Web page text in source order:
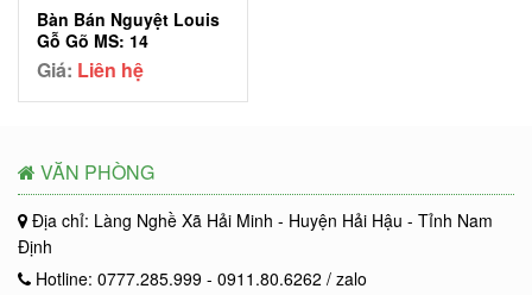
Bàn Bán Nguyệt Louis
Gỗ Gõ MS: 14
Giá: Liên hệ
VĂN PHÒNG
Địa chỉ: Làng Nghề Xã Hải Minh - Huyện Hải Hậu - Tỉnh Nam
Định
Hotline: 0777.285.999 - 0911.80.6262 / zalo